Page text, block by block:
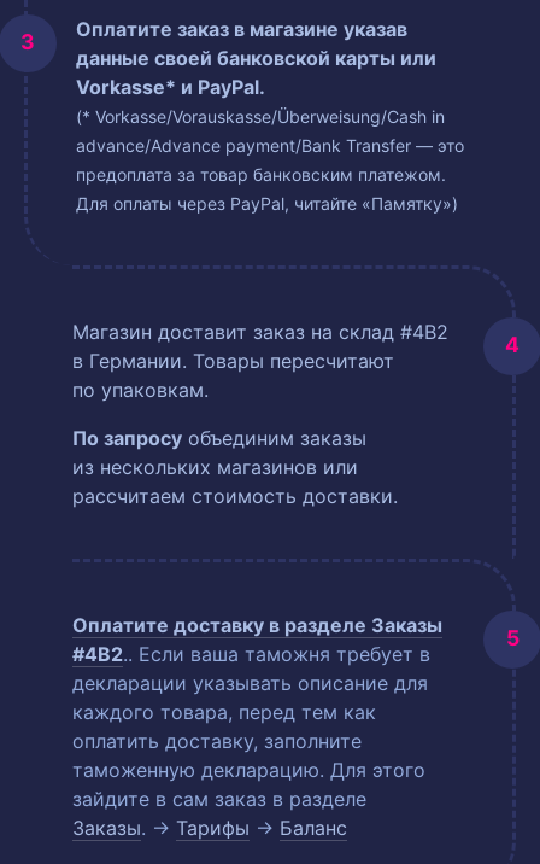
Оплатите заказ в магазине указав
данные своей банковской карты или
Vorkasse* и PayPal.
(* Vorkasse/Vorauskasse/Überweisung/Cash in
advance/Advance payment/Bank Transfer — это
предоплата за товар банковским платежом.
Для оплаты через PayPal, читайте «Памятку»)
Магазин доставит заказ на склад #4B2
в Германии. Товары пересчитают
по упаковкам.
По запросу объединим заказы
из нескольких магазинов или
рассчитаем стоимость доставки.
Оплатите доставку в разделе Заказы
#4B2.. Если ваша таможня требует в
декларации указывать описание для
каждого товара, перед тем как
оплатить доставку, заполните
таможенную декларацию. Для этого
зайдите в сам заказ в разделе
Заказы. → Тарифы → Баланс